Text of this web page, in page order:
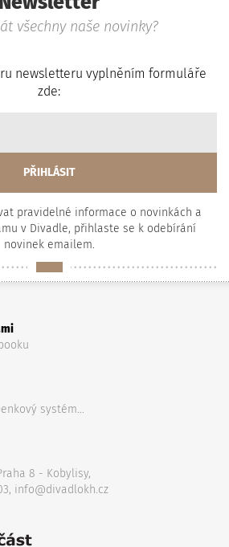
všechny naše novinky?
newsletteru vyplněním formuláře
zde:
pravidelné informace o novinkách a
v Divadle, přihlaste se k odebírání
novinek emailem.
systém...
8 - Kobylisy,
info@divadlokh.cz